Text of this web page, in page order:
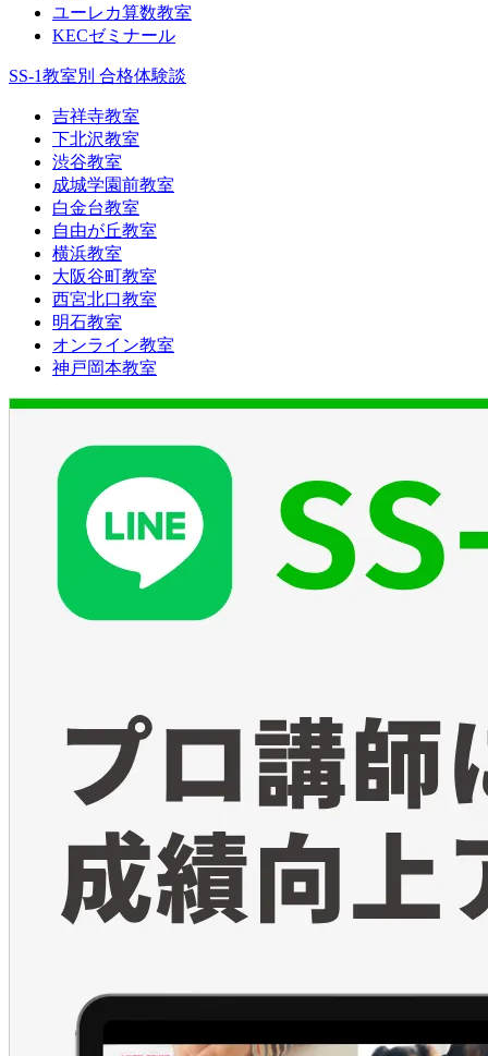
ユーレカ算数教室
KECゼミナール
SS-1教室別 合格体験談
吉祥寺教室
下北沢教室
渋谷教室
成城学園前教室
白金台教室
自由が丘教室
横浜教室
大阪谷町教室
西宮北口教室
明石教室
オンライン教室
神戸岡本教室